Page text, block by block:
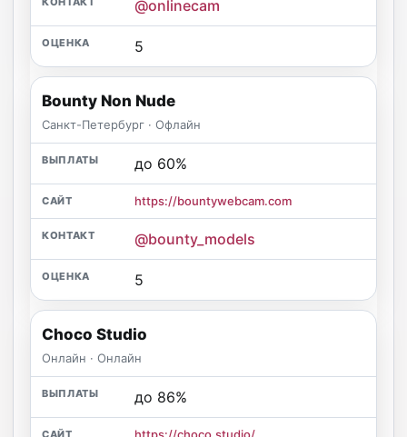
@onlinecam
5
Bounty Non Nude
Санкт-Петербург · Офлайн
до 60%
https://bountywebcam.com
@bounty_models
5
Choco Studio
Онлайн · Онлайн
до 86%